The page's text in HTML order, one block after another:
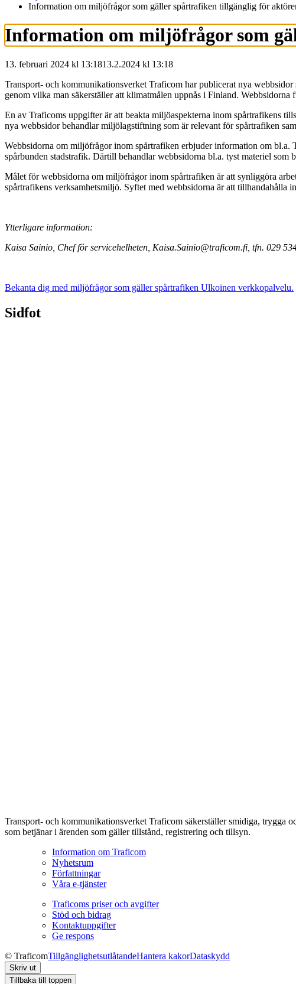
Information om miljöfrågor som gäller spårtrafiken tillgänglig för
Information om miljöfrågor som
13. februari 2024 kl 13:1813.2.2024 kl 13:18
Transport- och kommunikationsverket Traficom har publicerat nya
genom vilka man säkerställer att klimatmålen uppnås i Finland.
En av Traficoms uppgifter är att beakta miljöaspekterna inom spårtrafikens
nya webbsidor behandlar miljölagstiftning som är relevant för spårtrafiken
Webbsidorna om miljöfrågor inom spårtrafiken erbjuder information om
spårbunden stadstrafik. Därtill behandlar webbsidorna bl.a. tyst materiel
Målet för webbsidorna om miljöfrågor inom spårtrafiken är att synliggöra
spårtrafikens verksamhetsmiljö. Syftet med webbsidorna är att tillhandahålla
Ytterligare information:
Kaisa Sainio, Chef för servicehelheten, Kaisa.Sainio@traficom.fi, tfn. 029
Bekanta dig med miljöfrågor som gäller spårtrafiken Ulkoinen verkkopalvelu.
Sidfot
Transport- och kommunikationsverket Traficom säkerställer smidiga, trygga
som betjänar i ärenden som gäller tillstånd, registrering och tillsyn.
Information om Traficom
Nyhetsrum
Författningar
Våra e-tjänster
Traficoms priser och avgifter
Stöd och bidrag
Kontaktuppgifter
Ge respons
© TraficomTillgänglighetsutlåtandeHantera kakorDataskydd
Skriv ut
Tillbaka till toppen